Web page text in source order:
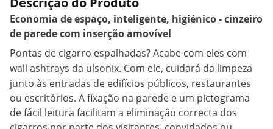
Economia de espaço, inteligente, higiénico - cinzeiro
de parede com inserção amovível
Pontas de cigarro espalhadas? Acabe com eles com
wall ashtrays da ulsonix. Com ele, cuidará da limpeza
junto às entradas de edifícios públicos, restaurantes
ou escritórios. A fixação na parede e um pictograma
de fácil leitura facilitam a eliminação correcta dos